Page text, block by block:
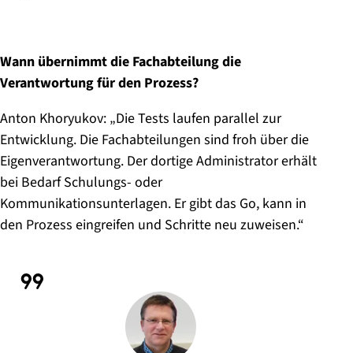
Wann übernimmt die Fachabteilung die
Verantwortung für den Prozess?
Anton Khoryukov: „Die Tests laufen parallel zur
Entwicklung. Die Fachabteilungen sind froh über die
Eigenverantwortung. Der dortige Administrator erhält
bei Bedarf Schulungs- oder
Kommunikationsunterlagen. Er gibt das Go, kann in
den Prozess eingreifen und Schritte neu zuweisen.“